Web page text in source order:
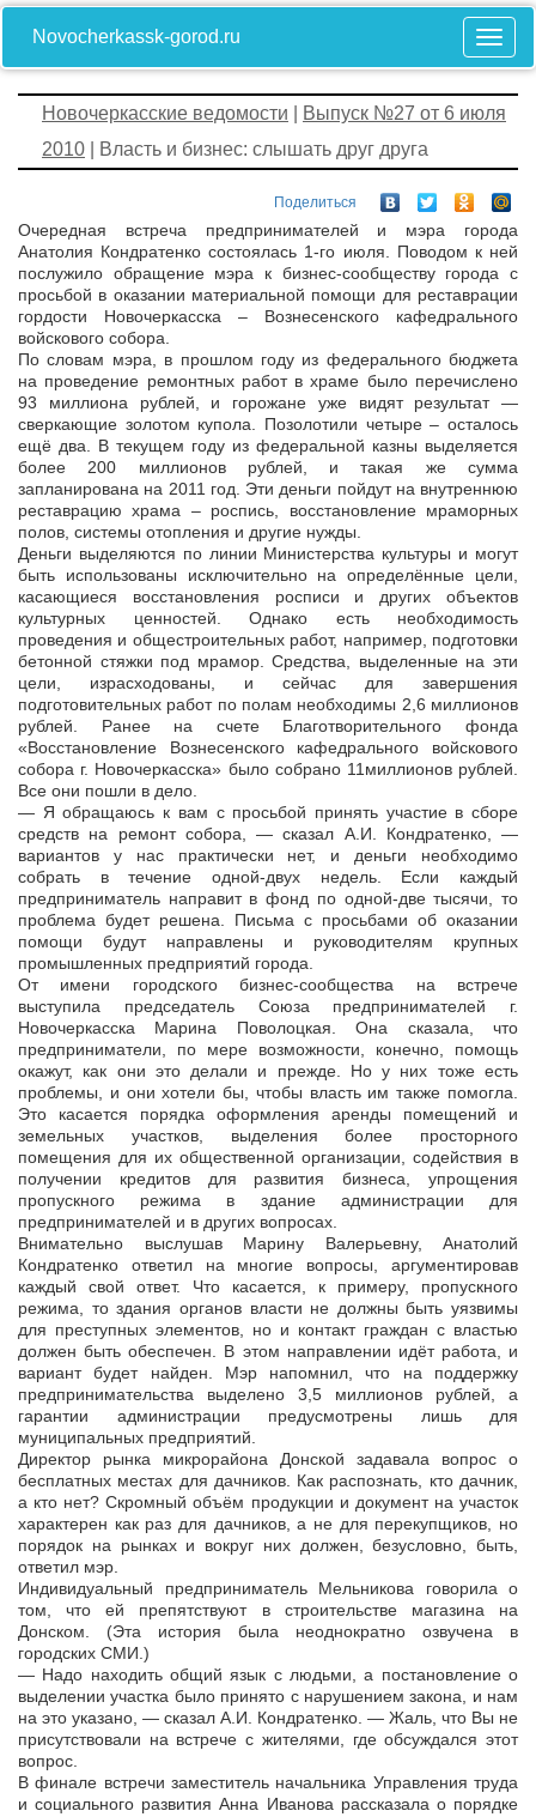
Novocherkassk-gorod.ru
Новочеркасские ведомости
Выпуск №27 от 6 июля
2010 | Власть и бизнес: слышать друг друга
Поделиться
Очередная встреча предпринимателей и мэра города
Анатолия Кондратенко состоялась 1-го июля. Поводом к ней
послужило обращение мэра к бизнес-сообществу города с
просьбой в оказании материальной помощи для реставрации
гордости Новочеркасска – Вознесенского кафедрального
войскового собора.
По словам мэра, в прошлом году из федерального бюджета
на проведение ремонтных работ в храме было перечислено
93 миллиона рублей, и горожане уже видят результат —
сверкающие золотом купола. Позолотили четыре – осталось
ещё два. В текущем году из федеральной казны выделяется
более 200 миллионов рублей, и такая же сумма
запланирована на 2011 год. Эти деньги пойдут на внутреннюю
реставрацию храма – роспись, восстановление мраморных
полов, системы отопления и другие нужды.
Деньги выделяются по линии Министерства культуры и могут
быть использованы исключительно на определённые цели,
касающиеся восстановления росписи и других объектов
культурных ценностей. Однако есть необходимость
проведения и общестроительных работ, например, подготовки
бетонной стяжки под мрамор. Средства, выделенные на эти
цели, израсходованы, и сейчас для завершения
подготовительных работ по полам необходимы 2,6 миллионов
рублей. Ранее на счете Благотворительного фонда
«Восстановление Вознесенского кафедрального войскового
собора г. Новочеркасска» было собрано 11миллионов рублей.
Все они пошли в дело.
— Я обращаюсь к вам с просьбой принять участие в сборе
средств на ремонт собора, — сказал А.И. Кондратенко, —
вариантов у нас практически нет, и деньги необходимо
собрать в течение одной-двух недель. Если каждый
предприниматель направит в фонд по одной-две тысячи, то
проблема будет решена. Письма с просьбами об оказании
помощи будут направлены и руководителям крупных
промышленных предприятий города.
От имени городского бизнес-сообщества на встрече
выступила председатель Союза предпринимателей г.
Новочеркасска Марина Поволоцкая. Она сказала, что
предприниматели, по мере возможности, конечно, помощь
окажут, как они это делали и прежде. Но у них тоже есть
проблемы, и они хотели бы, чтобы власть им также помогла.
Это касается порядка оформления аренды помещений и
земельных участков, выделения более просторного
помещения для их общественной организации, содействия в
получении кредитов для развития бизнеса, упрощения
пропускного режима в здание администрации для
предпринимателей и в других вопросах.
Внимательно выслушав Марину Валерьевну, Анатолий
Кондратенко ответил на многие вопросы, аргументировав
каждый свой ответ. Что касается, к примеру, пропускного
режима, то здания органов власти не должны быть уязвимы
для преступных элементов, но и контакт граждан с властью
должен быть обеспечен. В этом направлении идёт работа, и
вариант будет найден. Мэр напомнил, что на поддержку
предпринимательства выделено 3,5 миллионов рублей, а
гарантии администрации предусмотрены лишь для
муниципальных предприятий.
Директор рынка микрорайона Донской задавала вопрос о
бесплатных местах для дачников. Как распознать, кто дачник,
а кто нет? Скромный объём продукции и документ на участок
характерен как раз для дачников, а не для перекупщиков, но
порядок на рынках и вокруг них должен, безусловно, быть,
ответил мэр.
Индивидуальный предприниматель Мельникова говорила о
том, что ей препятствуют в строительстве магазина на
Донском. (Эта история была неоднократно озвучена в
городских СМИ.)
— Надо находить общий язык с людьми, а постановление о
выделении участка было принято с нарушением закона, и нам
на это указано, — сказал А.И. Кондратенко. — Жаль, что Вы не
присутствовали на встрече с жителями, где обсуждался этот
вопрос.
В финале встречи заместитель начальника Управления труда
и социального развития Анна Иванова рассказала о порядке